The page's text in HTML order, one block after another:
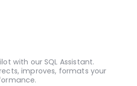
with our SQL Assistant.
improves, formats your